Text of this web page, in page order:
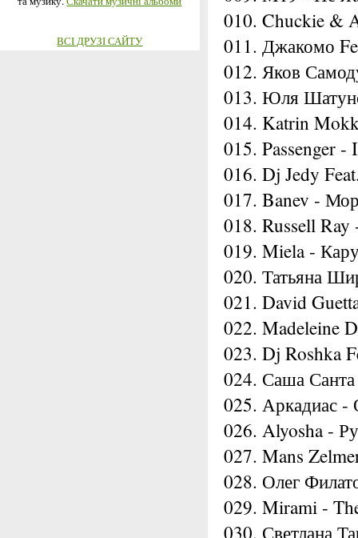
ВСІ ДРУЗІ САЙТУ
010. Chuckie &
011. Джакомо
012. Яков
013. Юля
014. Katrin
015. Passenger
016. Dj Jedy
017. Banev -
018. Russell
019. Miela -
020. Татьяна
021. David
022. Madeleine
023. Dj Roshka
024. Саша
025. Аркадиас -
026. Alyosha -
027. Mans
028. Олег
029. Mirami -
030. Светлана